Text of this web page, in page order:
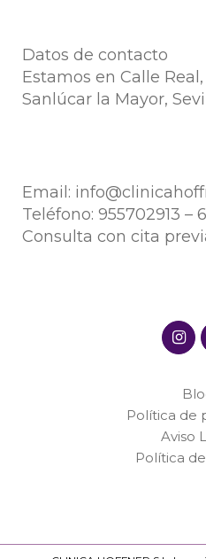
Datos de contacto
Estamos en Calle
Sanlúcar la Mayor,
Email:
Teléfono: 955702913 –
Consulta con cita
Política de
Aviso
Política